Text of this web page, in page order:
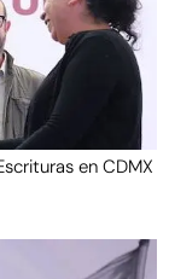
en CDMX